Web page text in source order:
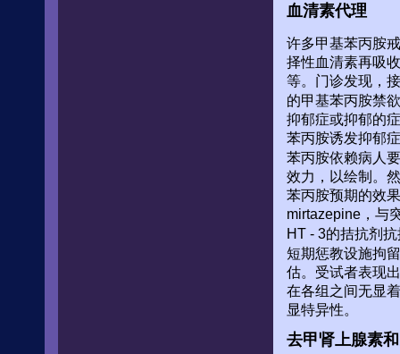
血清素代理
许多甲基苯丙胺
择性血清素再吸
等。门诊发现，
的甲基苯丙胺禁
抑郁症或抑郁的
苯丙胺诱发抑郁
苯丙胺依赖病人
效力，以绘制。
苯丙胺预期的效
mirtazepine，与
HT - 3的拮抗剂
短期惩教设施拘
估。受试者表现
在各组之间无显
显特异性。
去甲肾上腺素